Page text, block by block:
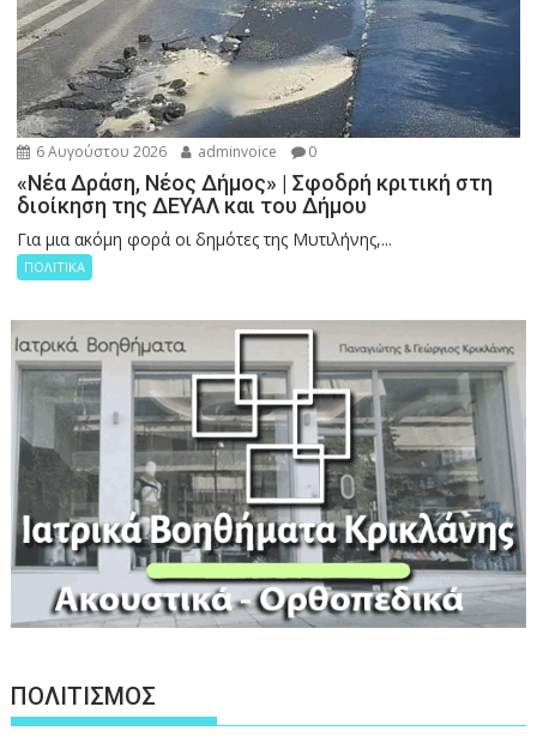
6 Αυγούστου 2026 adminvoice 0
«Νέα Δράση, Νέος Δήμος» | Σφοδρή κριτική στη
διοίκηση της ΔΕΥΑΛ και του Δήμου
Για μια ακόμη φορά οι δημότες της Μυτιλήνης,...
ΠΟΛΙΤΙΚΑ
ΠΟΛΙΤΙΣΜΟΣ